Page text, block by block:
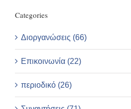
Categories
Διοργανώσεις (66)
Επικοινωνία (22)
περιοδικό (26)